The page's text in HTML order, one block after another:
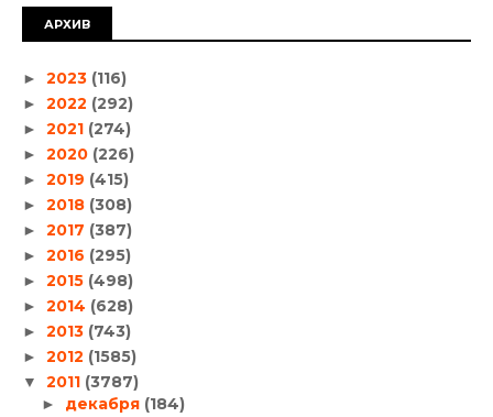
АРХИВ
► 2023 (116)
► 2022 (292)
► 2021 (274)
► 2020 (226)
► 2019 (415)
► 2018 (308)
► 2017 (387)
► 2016 (295)
► 2015 (498)
► 2014 (628)
► 2013 (743)
► 2012 (1585)
▼ 2011 (3787)
► декабря (184)